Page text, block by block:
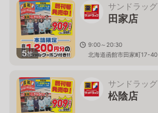
5枚
サンドラッグ
田家店
9:00～20:30
北海道函館市田家町17-40
サンドラッグ
松陰店